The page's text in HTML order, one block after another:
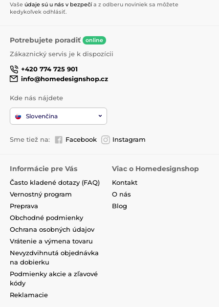
Vaše údaje sú u nás v bezpečí a z odberu noviniek sa môžete
kedykoľvek odhlásiť.
Potrebujete poradiť online
Zákaznický servis je k dispozícii
+420 774 725 901
info@homedesignshop.cz
Kde nás nájdete
Slovenčina
Sme tiež na: Facebook Instagram
Informácie pre Vás
Často kladené dotazy (FAQ)
Vernostný program
Preprava
Obchodné podmienky
Ochrana osobných údajov
Vrátenie a výmena tovaru
Nevyzdvihnutá objednávka
na dobierku
Podmienky akcie a zľavové
kódy
Reklamacie
Viac o Homedesignshop
Kontakt
O nás
Blog